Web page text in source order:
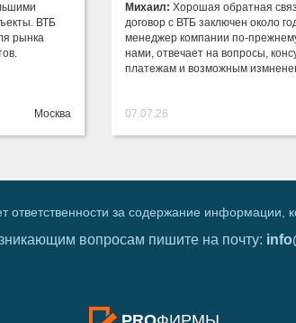
ВТБ
рынка
Москва
Михаил: Хорошая обратная
договор с ВТБ заключен около
менеджер компании по-
нами, отвечает на вопросы,
платежам и возможным
07.07.26
ответственности за содержание информации,
вопросам пишите на почту: